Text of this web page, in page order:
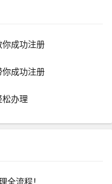
成功注册
成功注册
办理
全流程！